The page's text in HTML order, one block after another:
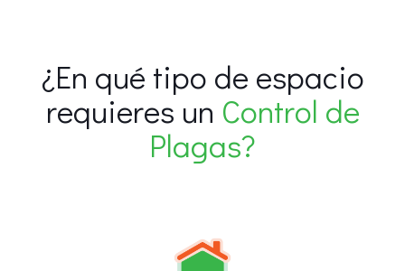
¿En qué tipo de espacio
requieres un Control de
Plagas?